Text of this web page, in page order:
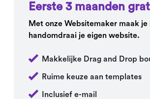
Eerste 3 maanden
Met onze Websitemaker maak je
handomdraai je eigen website.
Makkelijke Drag and Drop
Ruime keuze aan templates
Inclusief e-mail